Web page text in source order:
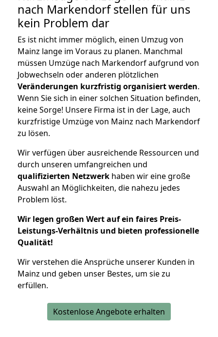
nach Markendorf stellen für uns
kein Problem dar
Es ist nicht immer möglich, einen Umzug von
Mainz lange im Voraus zu planen. Manchmal
müssen Umzüge nach Markendorf aufgrund von
Jobwechseln oder anderen plötzlichen
Veränderungen kurzfristig organisiert werden.
Wenn Sie sich in einer solchen Situation befinden,
keine Sorge! Unsere Firma ist in der Lage, auch
kurzfristige Umzüge von Mainz nach Markendorf
zu lösen.
Wir verfügen über ausreichende Ressourcen und
durch unseren umfangreichen und
qualifizierten Netzwerk haben wir eine große
Auswahl an Möglichkeiten, die nahezu jedes
Problem löst.
Wir legen großen Wert auf ein faires Preis-
Leistungs-Verhältnis und bieten professionelle
Qualität!
Wir verstehen die Ansprüche unserer Kunden in
Mainz und geben unser Bestes, um sie zu
erfüllen.
Kostenlose Angebote erhalten